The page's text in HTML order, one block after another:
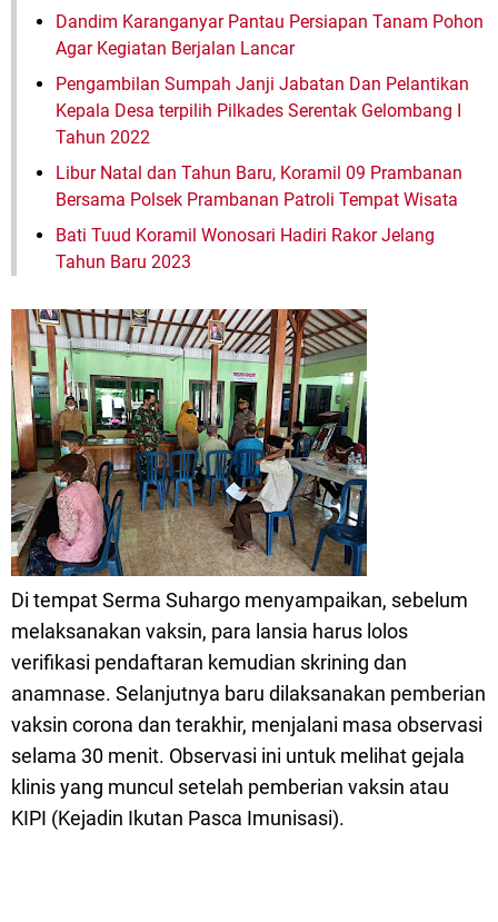
Dandim Karanganyar Pantau Persiapan Tanam Pohon
Agar Kegiatan Berjalan Lancar
Pengambilan Sumpah Janji Jabatan Dan Pelantikan
Kepala Desa terpilih Pilkades Serentak Gelombang I
Tahun 2022
Libur Natal dan Tahun Baru, Koramil 09 Prambanan
Bersama Polsek Prambanan Patroli Tempat Wisata
Bati Tuud Koramil Wonosari Hadiri Rakor Jelang
Tahun Baru 2023
Di tempat Serma Suhargo menyampaikan, sebelum
melaksanakan vaksin, para lansia harus lolos
verifikasi pendaftaran kemudian skrining dan
anamnase. Selanjutnya baru dilaksanakan pemberian
vaksin corona dan terakhir, menjalani masa observasi
selama 30 menit. Observasi ini untuk melihat gejala
klinis yang muncul setelah pemberian vaksin atau
KIPI (Kejadin Ikutan Pasca Imunisasi).